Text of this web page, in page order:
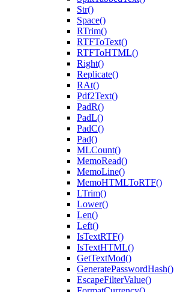
Str()
Space()
RTrim()
RTFToText()
RTFToHTML()
Right()
Replicate()
RAt()
Pdf2Text()
PadR()
PadL()
PadC()
Pad()
MLCount()
MemoRead()
MemoLine()
MemoHTMLToRTF()
LTrim()
Lower()
Len()
Left()
IsTextRTF()
IsTextHTML()
GetTextMod()
GeneratePasswordHash()
EscapeFilterValue()